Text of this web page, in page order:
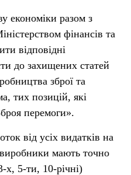
економіки разом з
фінансів та
відповідні
до захищених статей
зброї та
тих позицій, які
перемоги».
від усіх видатків на
мають точно
х, 5-ти, 10-річні)